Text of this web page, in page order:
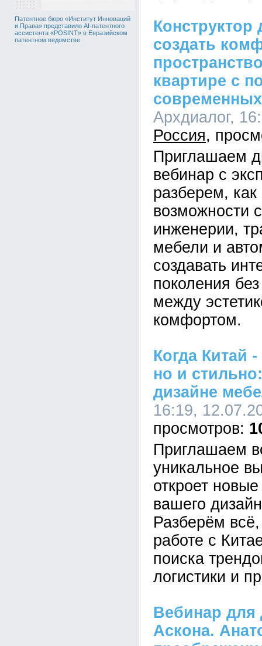
Патентное бюро «Институт Инноваций
и Права» представило AI-патентного
ассистента «POSINT» в Евразийском
патентном ведомстве
Конструктор
создать
квартире с
Архдиалог,
Россия
Приглашаем
вебинар с
разберем, как
возможности
инженерии,
мебели и
создавать
поколения
между
комфортом.
Когда Китай
но и
дизайне
16:19,
Приглашаем
уникальное
откроет
вашего
Разберём
работе с
поиска
логистики и
Вебинар для
Аскона.